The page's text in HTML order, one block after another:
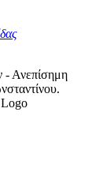
- Ανεπίσημη